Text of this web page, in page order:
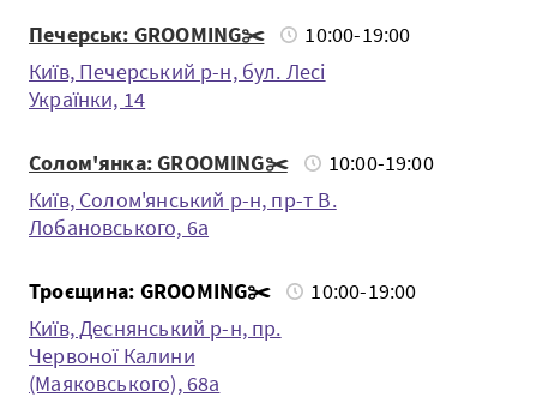
Печерськ: GROOMING✂️
10:00-19:00
Київ, Печерський р-н, бул. Лесі
Українки, 14
Солом'янка: GROOMING✂️
10:00-19:00
Київ, Солом'янський р-н, пр-т В.
Лобановського, 6а
Троєщина: GROOMING✂️
10:00-19:00
Київ, Деснянський р-н, пр.
Червоної Калини
(Маяковського), 68а